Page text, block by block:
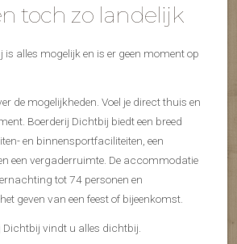
toch zo landelijk
is alles mogelijk en is er geen moment op
de mogelijkheden. Voel je direct thuis en
Boerderij Dichtbij biedt een breed
en binnensportfaciliteiten, een
een vergaderruimte. De accommodatie
tot 74 personen en
geven van een feest of bijeenkomst.
Dichtbij vindt u alles dichtbij.